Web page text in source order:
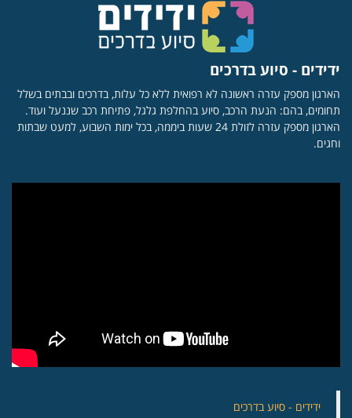
ידידים - סיוע בדרכים
הארגון מספק עזרה ראשונה לא רפואית ללא כל עלות, בדרכים ובבתים בשלל
תחומים, בהם: הנעת הרכב, סיוע בהחלפת גלגל, פתיחת רכב שננעל ועוד.
הארגון מספק עזרה לזולת 24 שעות ביממה, בכל ימות השבוע, למעט שבתות
וחגים.
‏ידידים - סיוע בדרכים